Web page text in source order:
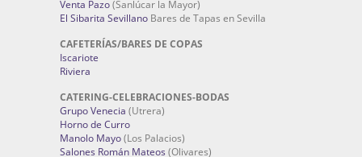
Venta Pazo(Sanlúcar la Mayor)
El Sibarita Sevillano Bares de Tapas en Sevilla
CAFETERÍAS/BARES DE COPAS
Iscariote
Riviera
CATERING-CELEBRACIONES-BODAS
Grupo Venecia (Utrera)
Horno de Curro
Manolo Mayo(Los Palacios)
Salones Román Mateos (Olivares)